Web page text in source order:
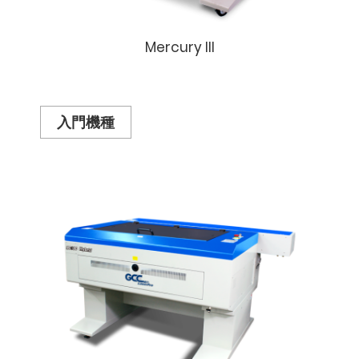
Mercury III
入門機種